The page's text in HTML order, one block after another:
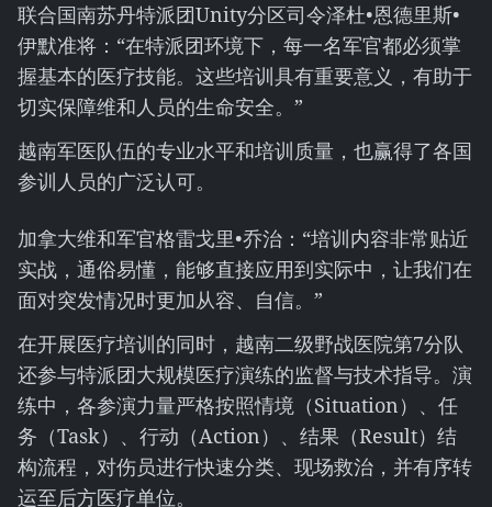
联合国南苏丹特派团Unity分区司令泽杜•恩德里斯•
伊默准将：“在特派团环境下，每一名军官都必须掌
握基本的医疗技能。这些培训具有重要意义，有助于
切实保障维和人员的生命安全。”
越南军医队伍的专业水平和培训质量，也赢得了各国
参训人员的广泛认可。
加拿大维和军官格雷戈里•乔治：“培训内容非常贴近
实战，通俗易懂，能够直接应用到实际中，让我们在
面对突发情况时更加从容、自信。”
在开展医疗培训的同时，越南二级野战医院第7分队
还参与特派团大规模医疗演练的监督与技术指导。演
练中，各参演力量严格按照情境（Situation）、任
务（Task）、行动（Action）、结果（Result）结
构流程，对伤员进行快速分类、现场救治，并有序转
运至后方医疗单位。